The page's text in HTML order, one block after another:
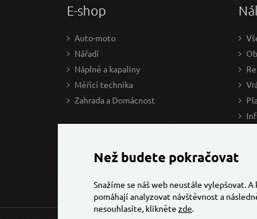
E-shop
Auto-moto
Nářadí
Náplně a kapaliny
Měřící technika
Zahrada a Domácnost
Než budete pokračovat
Snažíme se náš web neustále vylepšovat.
pomáhají analyzovat návštěvnost a
nesouhlasíte, klikněte zde.